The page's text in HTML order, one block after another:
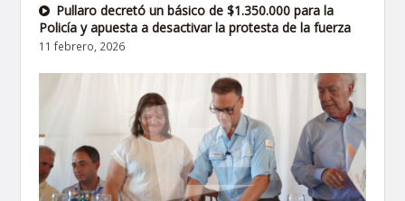
Pullaro decretó un básico de $1.350.000 para la
Policía y apuesta a desactivar la protesta de la fuerza
11 febrero, 2026